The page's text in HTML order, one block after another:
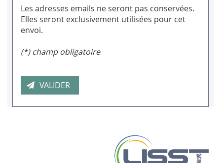
Les adresses emails ne seront pas conservées.
Elles seront exclusivement utilisées pour cet
envoi.
(*) champ obligatoire